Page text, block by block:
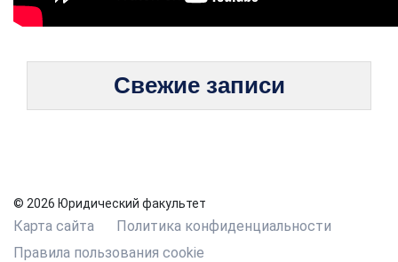
Свежие записи
© 2026 Юридический факультет
Карта сайта
Политика конфиденциальности
Правила пользования cookie